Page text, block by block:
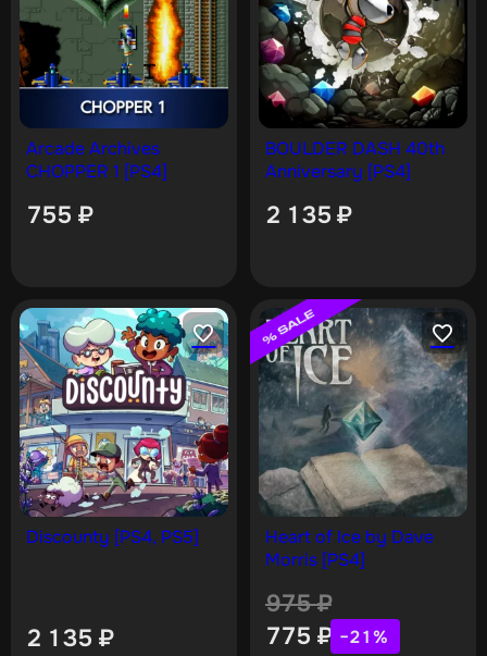
Arcade Archives
CHOPPER 1 [PS4]
755 ₽
BOULDER DASH 40th
Anniversary [PS4]
2 135 ₽
Discounty [PS4, PS5]
2 135 ₽
Heart of Ice by Dave
Morris [PS4]
975₽
775 ₽ −21%